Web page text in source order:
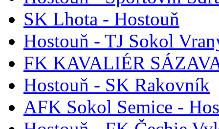
SK Lhota - Hostouň
Hostouň - TJ Sokol
FK KAVALIÉR
Hostouň - SK Rakovník
AFK Sokol Semice -